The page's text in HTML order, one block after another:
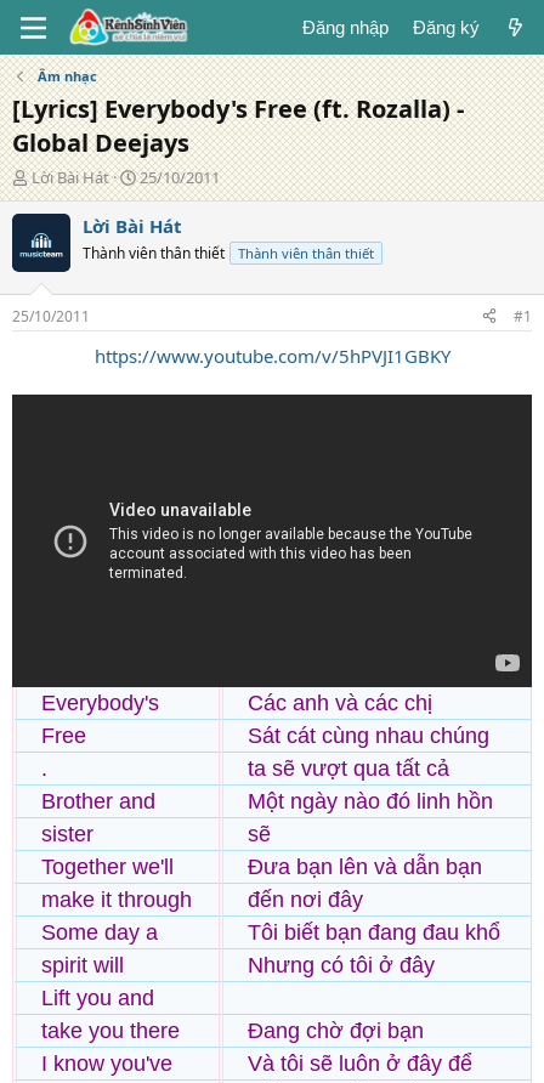
Đăng nhập Đăng ký
Âm nhạc
[Lyrics] Everybody's Free (ft. Rozalla) -
Global Deejays
T
á
c
g
i
ả
Lời Bài Hát
N
g
à
y
đ
g
25/10/2011
Lời Bài Hát
Thành viên thân thiết Thành viên thân thiết
25/10/2011 #1
https://www.youtube.com/v/5hPVJI1GBKY
Everybody's
Free
.
Brother and
sister
Together we'll
make it through
Some day a
spirit will
Lift you and
take you there
I know you've
Các anh và các chị
Sát cát cùng nhau chúng
ta sẽ vượt qua tất cả
Một ngày nào đó linh hồn
sẽ
Đưa bạn lên và dẫn bạn
đến nơi đây
Tôi biết bạn đang đau khổ
Nhưng có tôi ở đây
Đang chờ đợi bạn
Và tôi sẽ luôn ở đây để